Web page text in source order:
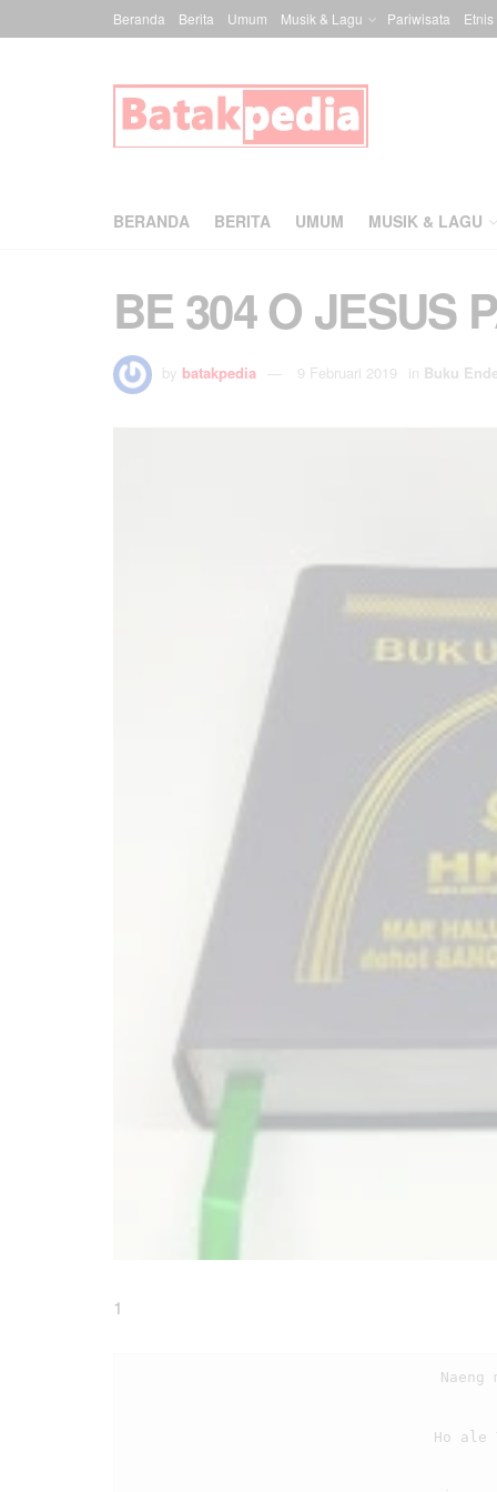
Beranda Berita Umum Musik & Lagu Pariwisata Etnis
BERANDA BERITA UMUM MUSIK & LAGU
BE 304 O JESUS
by batakpedia 9 Februari 2019 in Buku Ende
1